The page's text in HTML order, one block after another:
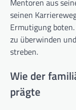
seinen
Ermutigung
zu überwinden
streben.
Wie der
prägte